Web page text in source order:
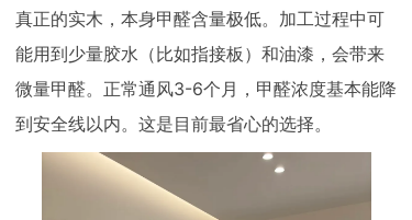
真正的实木，本身甲醛含量极低。加工过程中可
能用到少量胶水（比如指接板）和油漆，会带来
微量甲醛。正常通风3-6个月，甲醛浓度基本能降
到安全线以内。这是目前最省心的选择。